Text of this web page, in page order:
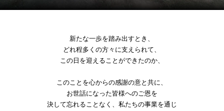
新たな一歩を踏み出すとき、
どれ程多くの方々に支えられて、
この日を迎えることができたのか、
このことを心からの感謝の意と共に、
お世話になった皆様へのご恩を
決して忘れることなく、 私たちの事業を通じ